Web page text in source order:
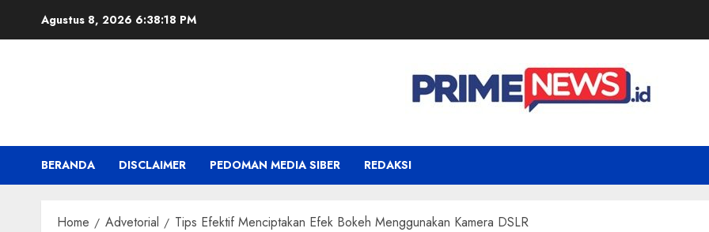
Agustus 8, 2026 6:38:20 PM
BERANDA DISCLAIMER PEDOMAN MEDIA SIBER REDAKSI
Home Advetorial Tips Efektif Menciptakan Efek Bokeh Menggunakan Kamera DSLR